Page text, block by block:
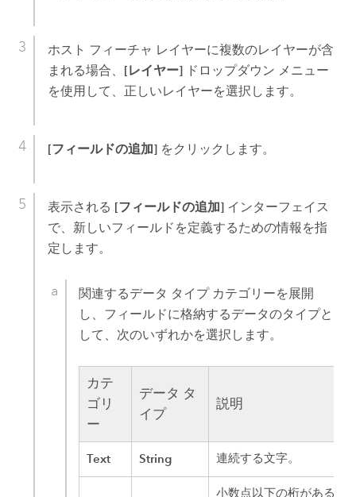
ホスト フィーチャ レイヤーに複数のレイヤーが含
まれる場合、 [レイヤー]ドロップダウン メニュー
を使用して、正しいレイヤーを選択します。
[フィールドの追加]をクリックします。
表示される [フィールドの追加]インターフェイス
で、新しいフィールドを定義するための情報を指
定します。
関連するデータ タイプ カテゴリーを展開
し、フィールドに格納するデータのタイプと
して、次のいずれかを選択します。
カテ
ゴリ
ー
データ タ
イプ
説明
Text String 連続する文字。
小数点以下の桁がある数